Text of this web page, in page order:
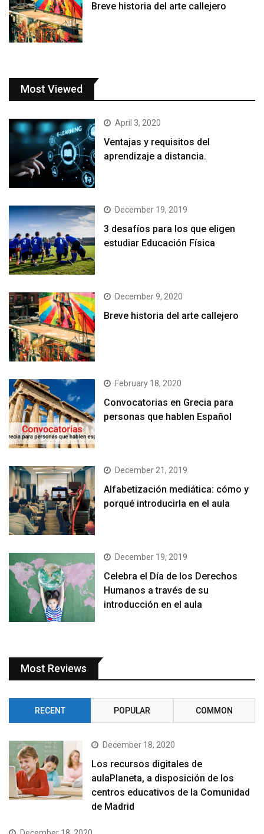
Breve historia del arte callejero
Most Viewed
April 3, 2020
Ventajas y requisitos del
aprendizaje a distancia.
December 19, 2019
3 desafíos para los que eligen
estudiar Educación Física
December 9, 2020
Breve historia del arte callejero
February 18, 2020
Convocatorias en Grecia para
personas que hablen Español
December 21, 2019
Alfabetización mediática: cómo y
porqué introducirla en el aula
December 19, 2019
Celebra el Día de los Derechos
Humanos a través de su
introducción en el aula
Most Reviews
RECENT POPULAR COMMON
December 18, 2020
Los recursos digitales de
aulaPlaneta, a disposición de los
centros educativos de la Comunidad
de Madrid